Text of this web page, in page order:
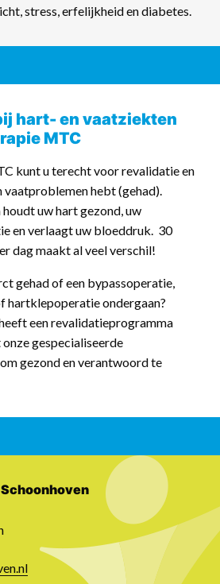
stress, erfelijkheid en diabetes.
hart- en vaatziekten
MTC
kunt u terecht voor revalidatie en
vaatproblemen hebt (gehad).
uw hart gezond, uw
en verlaagt uw bloeddruk. 30
dag maakt al veel verschil!
gehad of een bypassoperatie,
hartklepoperatie ondergaan?
een revalidatieprogramma
gespecialiseerde
gezond en verantwoord te